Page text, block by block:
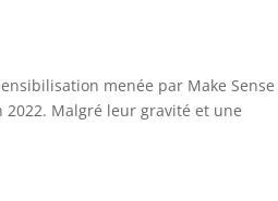
menée par Make Sense
2022. Malgré leur gravité et une